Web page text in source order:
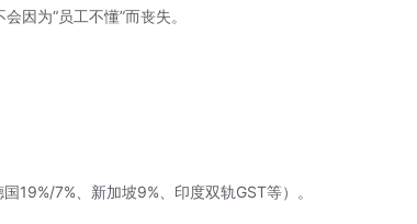
因为“员工不懂”而丧失。
19%/7%、新加坡9%、印度双轨GST等）。